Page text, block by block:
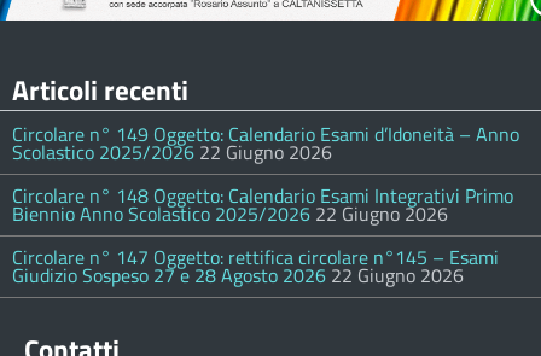
Articoli recenti
Circolare n° 149 Oggetto: Calendario Esami d’Idoneità – Anno
Scolastico 2025/2026 22 Giugno 2026
Circolare n° 148 Oggetto: Calendario Esami Integrativi Primo
Biennio Anno Scolastico 2025/2026 22 Giugno 2026
Circolare n° 147 Oggetto: rettifica circolare n°145 – Esami
Giudizio Sospeso 27 e 28 Agosto 2026 22 Giugno 2026